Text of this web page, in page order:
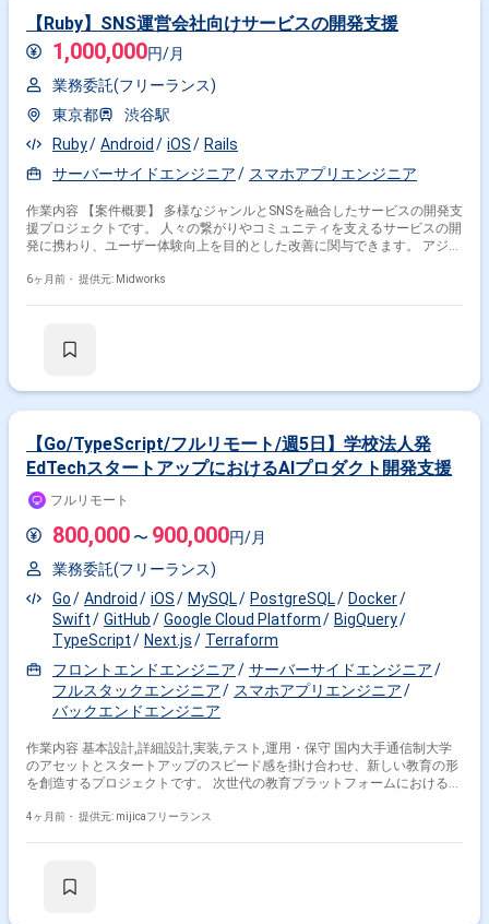
【Ruby】SNS運営会社向けサービスの開発支援
1,000,000円/月
業務委託(フリーランス)
東京都
渋谷駅
Ruby
Android iOS
Rails
サーバーサイドエンジニア
スマホアプリエンジニア
作業内容 【案件概要】 多様なジャンルとSNSを融合したサービスの開発支
援プロジェクトです。 人々の繋がりやコミュニティを支えるサービスの開
発に携わり、ユーザー体験向上を目的とした改善に関与できます。 アジャ
の開発支援となります。 パフォーマンスチューニングやコード品質改善を
たサーバーサイドアプリケーション開発 ・CIツールを用いたテスト自動化
6ヶ月前・ 提供元: Midworks
【Go/TypeScript/フルリモート/週5日】学校法人発
EdTechスタートアップにおけるAIプロダクト開発支援
フルリモート
800,000 〜 900,000円/月
業務委託(フリーランス)
Go
Android iOS MySQL PostgreSQL
Docker
Swift
GitHub Google Cloud Platform
BigQuery
TypeScript
Next.js
Terraform
フロントエンドエンジニア
サーバーサイドエンジニア
フルスタックエンジニア
スマホアプリエンジニア
バックエンドエンジニア
作業内容 基本設計,詳細設計,実装,テスト,運用・保守 国内大手通信制大学
のアセットとスタートアップのスピード感を掛け合わせ、新しい教育の形
を創造するプロジェクトです。 次世代の教育プラットフォームにおけるAI
プラットフォームおよび関連ツールの設計・実装、LLMを活用した新規機
わり、教育領域のDXを推進していただくことを期待しています。
4ヶ月前・ 提供元: mijicaフリーランス